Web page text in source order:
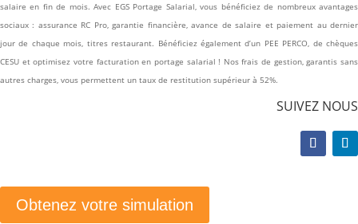
salaire en fin de mois. Avec EGS Portage Salarial, vous bénéficiez de nombreux avantages
sociaux : assurance RC Pro, garantie financière, avance de salaire et paiement au dernier
jour de chaque mois, titres restaurant. Bénéficiez également d’un PEE PERCO, de chèques
CESU et optimisez votre facturation en portage salarial ! Nos frais de gestion, garantis sans
autres charges, vous permettent un taux de restitution supérieur à 52%.
SUIVEZ NOUS
Obtenez votre simulation